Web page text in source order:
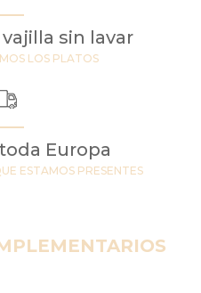
sin lavar
LOS PLATOS
Europa
ESTAMOS PRESENTES